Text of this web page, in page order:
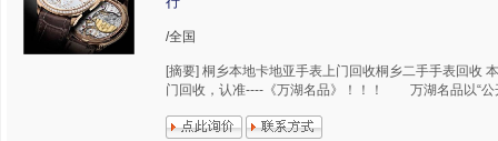
/全国
[摘要] 桐乡本地卡地亚手表上门回收桐乡二手手表回收
门回收，认准----《万湖名品》！！！ 万湖名品以“公